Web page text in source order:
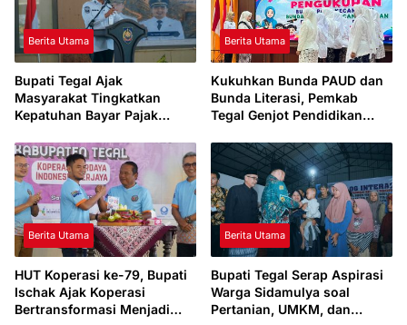
Berita Utama
Bupati Tegal Ajak
Masyarakat Tingkatkan
Kepatuhan Bayar Pajak
NGOPENI”
Berita Utama
Kukuhkan Bunda PAUD dan
Bunda Literasi, Pemkab
Tegal Genjot Pendidikan
Berita Utama
HUT Koperasi ke-79, Bupati
Ischak Ajak Koperasi
Bertransformasi Menjadi
Berita Utama
Bupati Tegal Serap Aspirasi
Warga Sidamulya soal
Pertanian, UMKM, dan